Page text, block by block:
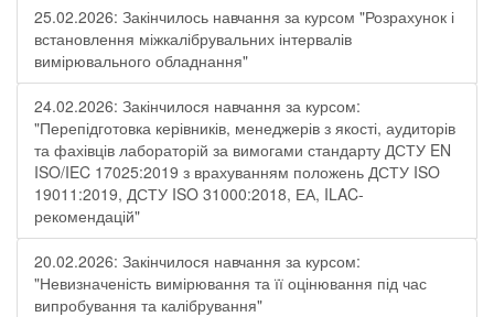
25.02.2026: Закінчилось навчання за курсом "Розрахунок і
встановлення міжкалібрувальних інтервалів
вимірювального обладнання"
24.02.2026: Закінчилося навчання за курсом:
"Перепідготовка керівників, менеджерів з якості, аудиторів
та фахівців лабораторій за вимогами стандарту ДСТУ EN
ISO/IEC 17025:2019 з врахуванням положень ДСТУ ISO
19011:2019, ДСТУ ISO 31000:2018, ЕА, ILAC-
рекомендацій"
20.02.2026: Закінчилося навчання за курсом:
"Невизначеність вимірювання та її оцінювання під час
випробування та калібрування"